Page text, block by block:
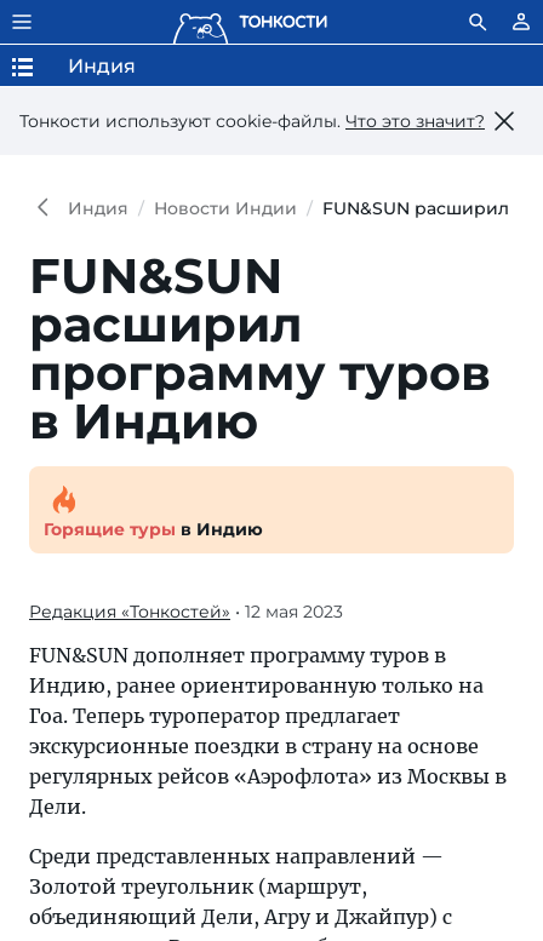
Тонкости используют сookie-файлы. Что это значит?
Индия
Индия Новости Индии FUN&SUN расширил
FUN&SUN
расширил
программу туров
в Индию
Горящие туры в Индию
Редакция «Тонкостей» • 12 мая 2023
FUN&SUN дополняет программу туров в
Индию, ранее ориентированную только на
Гоа. Теперь туроператор предлагает
экскурсионные поездки в страну на основе
регулярных рейсов «Аэрофлота» из Москвы в
Дели.
Среди представленных направлений —
Золотой треугольник (маршрут,
объединяющий Дели, Агру и Джайпур) с